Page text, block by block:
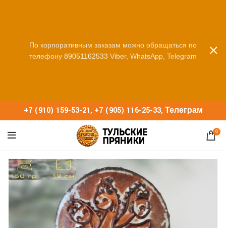
+7 (910) 159-53-21, +7 (905) 116-25-33, Телеграм
0
По корпоративным заказам можно обращаться по
телефону 89051162533 Viber, WhatsApp, Telegram